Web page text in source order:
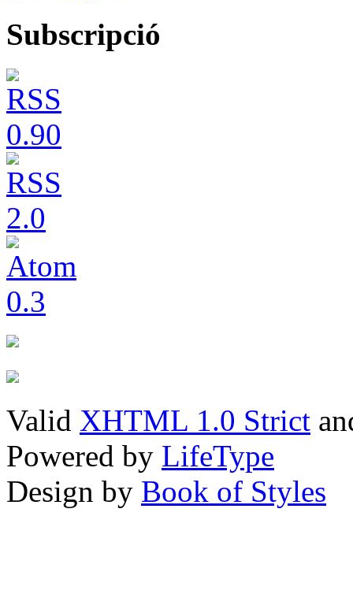
Subscripció
Valid XHTML 1.0 Strict
Powered by LifeType
Design by Book of Styles